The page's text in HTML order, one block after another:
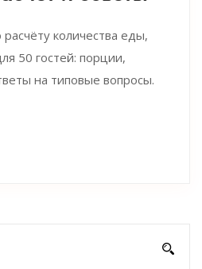
количества еды,
50 гостей: порции,
на типовые вопросы.